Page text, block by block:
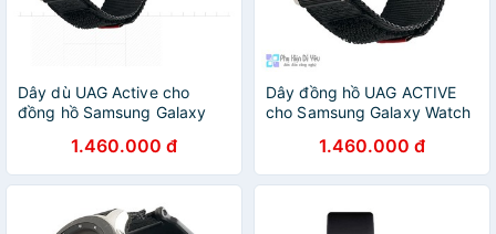
Dây dù UAG Active cho
đồng hồ Samsung Galaxy
1.460.000 đ
Dây đồng hồ UAG ACTIVE
cho Samsung Galaxy Watch
1.460.000 đ